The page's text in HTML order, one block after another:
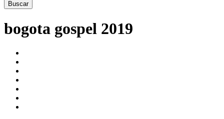
bogota gospel 2019